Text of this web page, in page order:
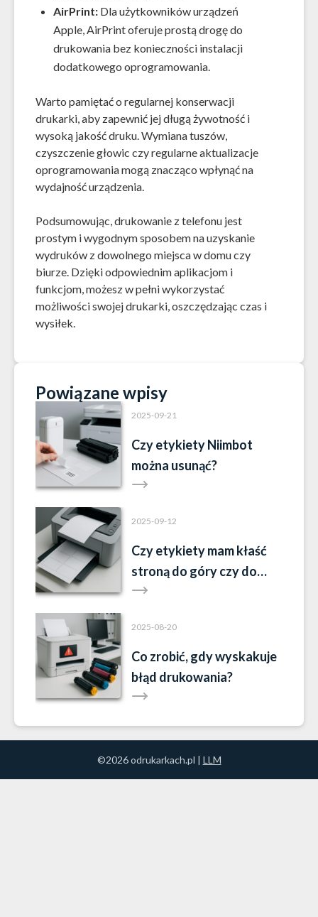
AirPrint: Dla użytkowników urządzeń
Apple, AirPrint oferuje prostą drogę do
drukowania bez konieczności instalacji
dodatkowego oprogramowania.
Warto pamiętać o regularnej konserwacji
drukarki, aby zapewnić jej długą żywotność i
wysoką jakość druku. Wymiana tuszów,
czyszczenie głowic czy regularne aktualizacje
oprogramowania mogą znacząco wpłynąć na
wydajność urządzenia.
Podsumowując, drukowanie z telefonu jest
prostym i wygodnym sposobem na uzyskanie
wydruków z dowolnego miejsca w domu czy
biurze. Dzięki odpowiednim aplikacjom i
funkcjom, możesz w pełni wykorzystać
możliwości swojej drukarki, oszczędzając czas i
wysiłek.
Powiązane wpisy
2025-09-21
Czy etykiety Niimbot
można usunąć?
2025-09-12
Czy etykiety mam kłaść
stroną do góry czy do
dołu?
2025-08-20
Co zrobić, gdy wyskakuje
błąd drukowania?
©2026 odrukarkach.pl | LLM